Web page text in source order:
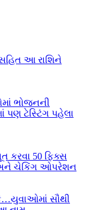
આ રાશિને
ભોજનની
પણ ટેસ્ટિંગ પહેલા
કરવા 50 ફિક્સ
અને ચેકિંગ ઓપરેશન
સૌથી